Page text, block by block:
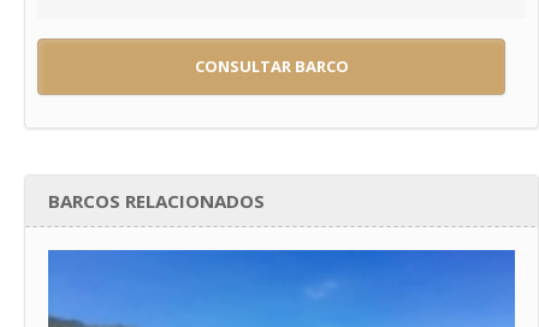
CONSULTAR BARCO
BARCOS RELACIONADOS